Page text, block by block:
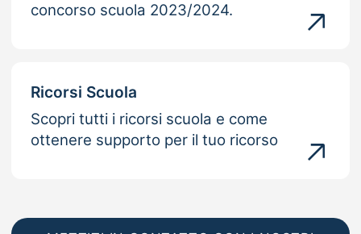
concorso scuola 2023/2024.
Ricorsi Scuola
Scopri tutti i ricorsi scuola e come
ottenere supporto per il tuo ricorso